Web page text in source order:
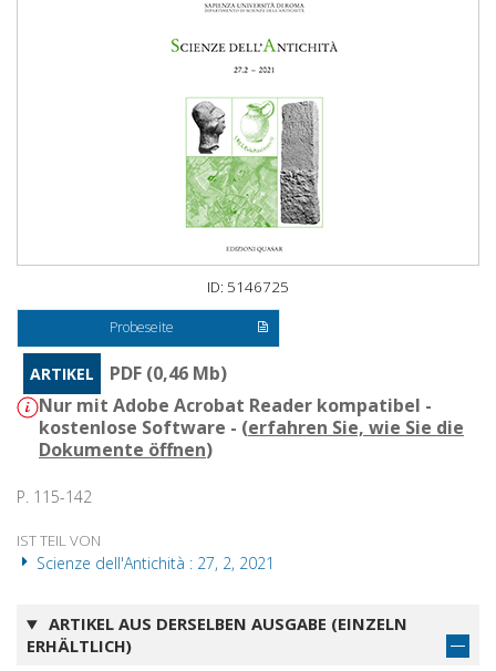
ID: 5146725
Probeseite
ARTIKEL
PDF (0,46 Mb)
Nur mit Adobe Acrobat Reader kompatibel -
kostenlose Software - (erfahren Sie, wie Sie die
Dokumente öffnen)
P. 115-142
IST TEIL VON
Scienze dell'Antichità : 27, 2, 2021
ARTIKEL AUS DERSELBEN AUSGABE (EINZELN
ERHÄLTLICH)